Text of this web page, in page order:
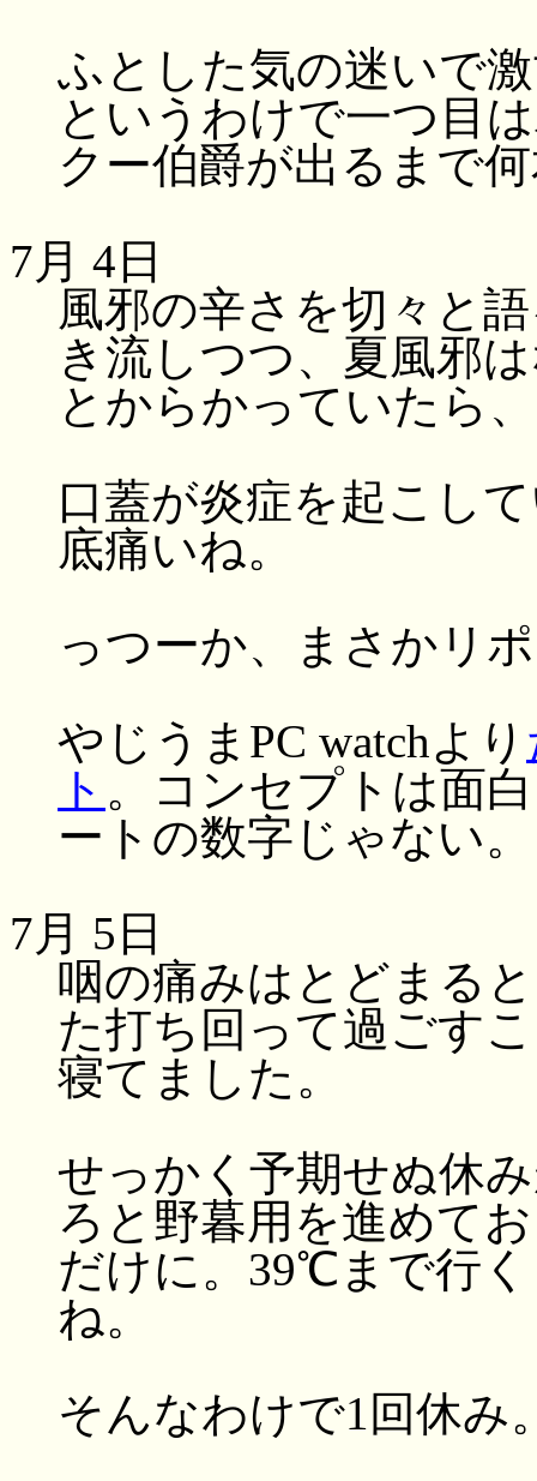
ふとした気の迷いで
というわけで一つ目
クー伯爵が出るまで
7月 4日
風邪の辛さを切々と
き流しつつ、夏風邪
とからかっていたら
口蓋が炎症を起こし
底痛いね。
っつーか、まさかリ
やじうまPC watchより
ト 。コンセプトは面
ートの数字じゃない。
7月 5日
咽の痛みはとどまる
た打ち回って過ごす
寝てました。
せっかく予期せぬ休
ろと野暮用を進めて
だけに。39℃まで行
ね。
そんなわけで1回休